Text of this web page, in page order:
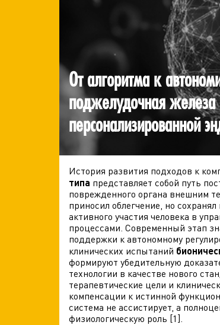
От алгоритма к
поджелудочная железа
персонализированной
История развития подходов к
типа представляет собой путь
поврежденного органа внешним
приносил облегчение, но
активного участия человека в
процессами. Современный этап
поддержки к автономному
клинических испытаний
формируют убедительную
технологии в качестве нового
терапевтические цели и
компенсации к истинной
система не ассистирует, а
физиологическую роль [1].